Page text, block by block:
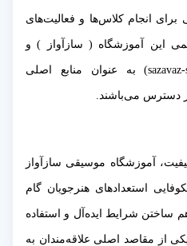
برای انجام کلاس‌ها و فعالیت‌های
این آموزشگاه ( سازآواز ) و
صفحه اینستاگرام آن (sazavaz-school) به عنوان منابع اصلی
دسترس می‌باشند.
آموزشگاه موسیقی سازآواز
استعدادهای هنرجویان گام
ساختن شرایط ایده‌آل و استفاده
از مقاصد اصلی علاقه‌مندان به